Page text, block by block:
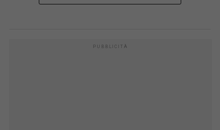
PUBBLICITÀ